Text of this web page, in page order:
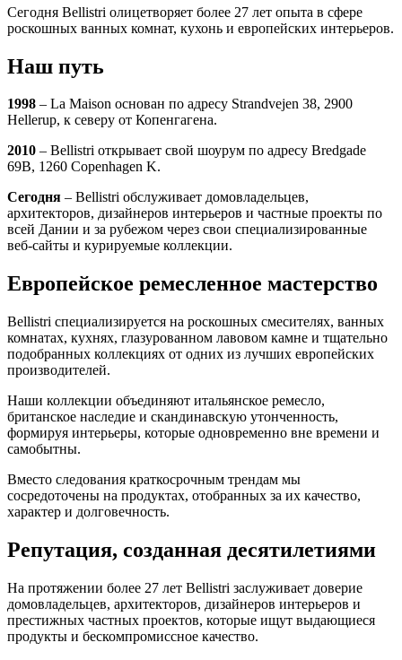
Сегодня Bellistri олицетворяет более 27 лет опыта в сфере
роскошных ванных комнат, кухонь и европейских интерьеров.
Наш путь
1998 – La Maison основан по адресу Strandvejen 38, 2900
Hellerup, к северу от Копенгагена.
2010 – Bellistri открывает свой шоурум по адресу Bredgade
69B, 1260 Copenhagen K.
Сегодня – Bellistri обслуживает домовладельцев,
архитекторов, дизайнеров интерьеров и частные проекты по
всей Дании и за рубежом через свои специализированные
веб‑сайты и курируемые коллекции.
Европейское ремесленное мастерство
Bellistri специализируется на роскошных смесителях, ванных
комнатах, кухнях, глазурованном лавовом камне и тщательно
подобранных коллекциях от одних из лучших европейских
производителей.
Наши коллекции объединяют итальянское ремесло,
британское наследие и скандинавскую утонченность,
формируя интерьеры, которые одновременно вне времени и
самобытны.
Вместо следования краткосрочным трендам мы
сосредоточены на продуктах, отобранных за их качество,
характер и долговечность.
Репутация, созданная десятилетиями
На протяжении более 27 лет Bellistri заслуживает доверие
домовладельцев, архитекторов, дизайнеров интерьеров и
престижных частных проектов, которые ищут выдающиеся
продукты и бескомпромиссное качество.